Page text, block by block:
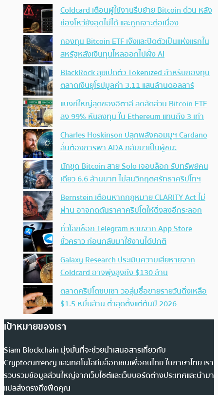
Coldcard เตือนผู้ใช้งานรีบย้าย Bitcoin ด่วน หลัง
ช่องโหว่ยังอุดไม่ได้ และถูกเจาะต่อเนื่อง
กองทุน Bitcoin ETF เจ๊งและปิดตัวเป็นแห่งแรกใน
สหรัฐหลังเงินทุนไหลออกไปฝั่ง AI
BlackRock ลุยเปิดตัว Tokenized สำหรับกองทุน
ตลาดเงินยุโรปมูลค่า 3.11 แสนล้านดอลลาร์
แบงก์ใหญ่สุดของอิตาลี ลดสัดส่วน Bitcoin ETF
ลง 99% หันลงทุน ใน Ethereum แทนถึง 3 เท่า
Charles Hoskinson ปลุกพลังคอมมูฯ Cardano
ลั่นต้องการพา ADA กลับมาเป็นผู้ชนะ
นักขุด Bitcoin สาย Solo เจอบล็อก รับทรัพย์คน
เดียว 6.6 ล้านบาท ไม่สนวิกฤตศรัทธาคริปโทฯ
Bernstein เตือนหากกฎหมาย CLARITY Act ไม่
ผ่าน อาจกดดันราคาคริปโตให้ดิ่งลงอีกระลอก
ทั่วโลกช็อก Telegram หายจาก App Store
ชั่วคราว ก่อนกลับมาใช้งานได้ปกติ
Galaxy Research ประเมินความเสียหายจาก
Coldcard อาจพุ่งสูงถึง $130 ล้าน
ตลาดคริปโตซบเซา วอลุ่มซื้อขายรายวันดิ่งเหลือ
$1.5 หมื่นล้าน ต่ำสุดตั้งแต่ต้นปี 2026
เป้าหมายของเรา
Siam Blockchain มุ่งมั่นที่จะช่วยนำเสนอสารเกี่ยวกับ
Cryptocurrency และเทคโนโลยีบล็อกเชนเพื่อคนไทย ในภาษาไทย เรา
รวบรวมข้อมูลส่วนใหญ่จากเว็บไซต์และเว็บบอร์ดต่างประเทศและนำมา
แปลส่งตรงถึงฟีดคุณ